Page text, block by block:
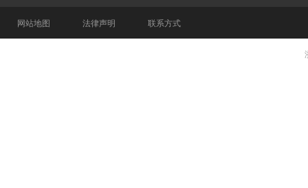
网站地图 法律声明 联系方式